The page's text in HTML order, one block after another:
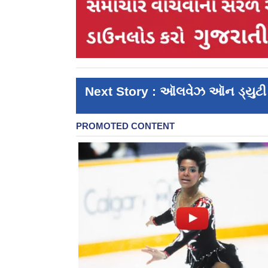
Next Story : ઑ‍લવેઝ ઑન ડ્યુટી